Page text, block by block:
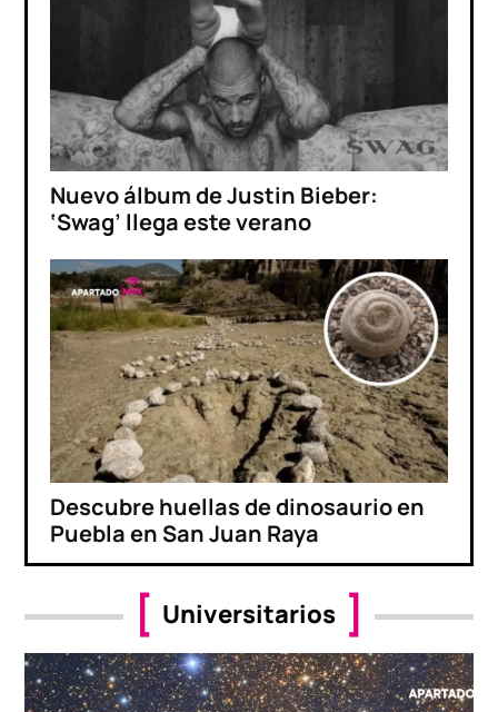
Nuevo álbum de Justin Bieber:
‘Swag’ llega este verano
Descubre huellas de dinosaurio en
Puebla en San Juan Raya
Universitarios